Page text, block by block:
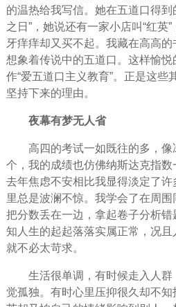
的温热给我写信。她在五道口得到
之日”，她说还有一家小店叫“红英
牙痒痒却又买不起。我藏在高高的
想象着传说中的五道口。这样愉
作“爱五道口主义教育”。正是这些
坚持下来的理由。
夜幕有梦无人省
高四的考试一如既往的多，
个，我的成绩也仿佛纳斯达克指
去年焦虑不安相比我显得淡定了
里总是波澜不惊。我学会了在周围
把分数丢在一边，拿起卷子分析
知 人生的起起落落实属正常，况
就不必太苛求。
生活很单调，有时候走入人
觉孤独。有时心里压抑很久却不